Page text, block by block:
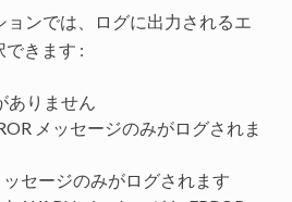
ョンでは、ログに出力されるエ
きます :
ありません
メッセージのみがログされま
ッセージのみがログされます